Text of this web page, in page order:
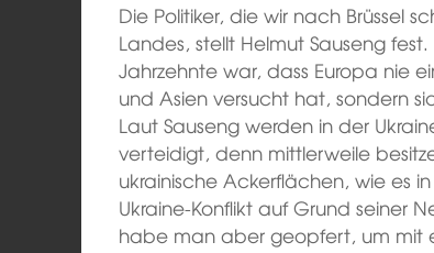
Die Politiker, die wir nach Brüssel
Landes, stellt Helmut Sauseng
Jahrzehnte war, dass Europa nie
und Asien versucht hat, sondern
Laut Sauseng werden in der
verteidigt, denn mittlerweile
ukrainische Ackerflächen, wie es
Ukraine-Konflikt auf Grund seiner
habe man aber geopfert, um mit